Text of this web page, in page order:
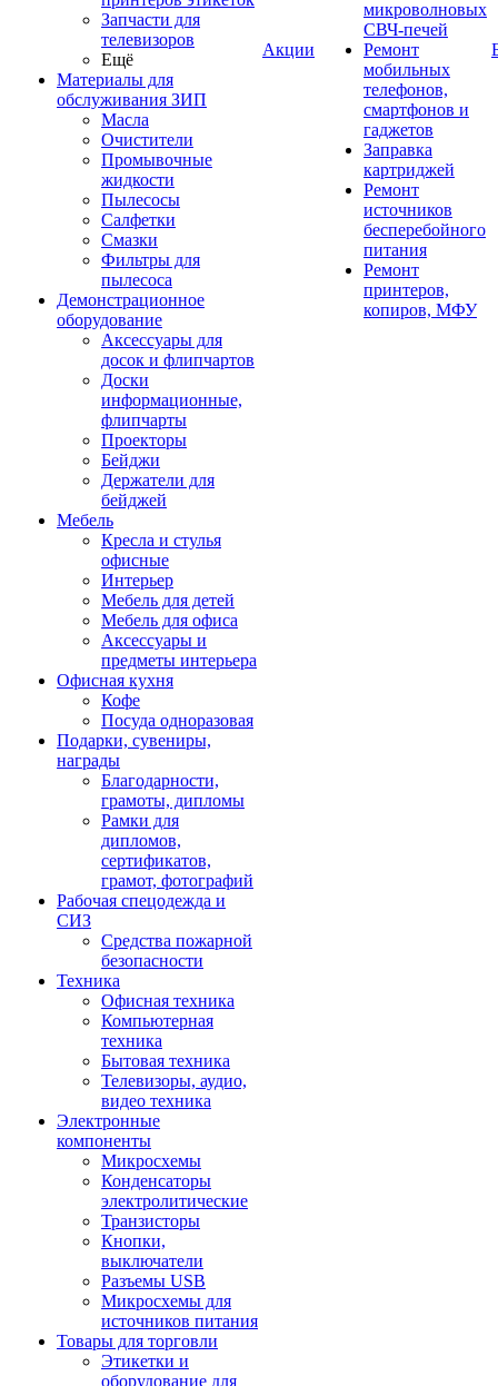
Запчасти для
телевизоров
Ещё
Материалы для
обслуживания ЗИП
Масла
Очистители
Промывочные
жидкости
Пылесосы
Салфетки
Смазки
Фильтры для
пылесоса
Демонстрационное
оборудование
Аксессуары для
досок и флипчартов
Доски
информационные,
флипчарты
Проекторы
Бейджи
Держатели для
бейджей
Мебель
Кресла и стулья
офисные
Интерьер
Мебель для детей
Мебель для офиса
Аксессуары и
предметы интерьера
Офисная кухня
Кофе
Посуда одноразовая
Подарки, сувениры,
награды
Благодарности,
грамоты, дипломы
Рамки для
дипломов,
сертификатов,
грамот, фотографий
Рабочая спецодежда и
СИЗ
Средства пожарной
безопасности
Техника
Офисная техника
Компьютерная
техника
Бытовая техника
Телевизоры, аудио,
видео техника
Электронные
компоненты
Микросхемы
Конденсаторы
электролитические
Транзисторы
Кнопки,
выключатели
Разъемы USB
Микросхемы для
источников питания
Товары для торговли
Этикетки и
оборудование для
Акции
микроволновых
СВЧ-печей
Ремонт
мобильных
телефонов,
смартфонов и
гаджетов
Заправка
картриджей
Ремонт
источников
бесперебойного
питания
Ремонт
принтеров,
копиров, МФУ